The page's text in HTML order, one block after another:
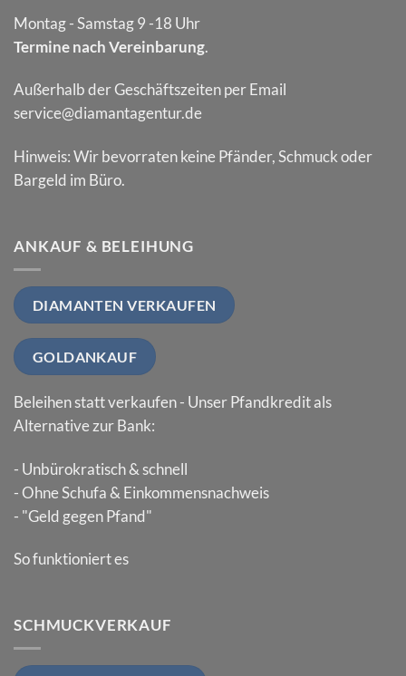
Montag - Samstag 9 -18 Uhr
Termine nach Vereinbarung.
Außerhalb der Geschäftszeiten per Email
service@diamantagentur.de
Hinweis: Wir bevorraten keine Pfänder, Schmuck oder
Bargeld im Büro.
ANKAUF & BELEIHUNG
DIAMANTEN VERKAUFEN
GOLDANKAUF
Beleihen statt verkaufen - Unser Pfandkredit als
Alternative zur Bank:
- Unbürokratisch & schnell
- Ohne Schufa & Einkommensnachweis
- "Geld gegen Pfand"
So funktioniert es
SCHMUCKVERKAUF